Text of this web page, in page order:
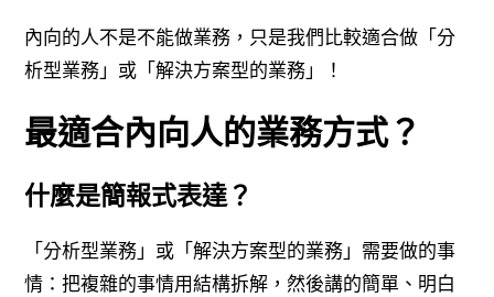
內向的人不是不能做業務，只是我們比較適合做「分
析型業務」或「解決方案型的業務」！
最適合內向人的業務方式？
什麼是簡報式表達？
「分析型業務」或「解決方案型的業務」需要做的事
情：把複雜的事情用結構拆解，然後講的簡單、明白